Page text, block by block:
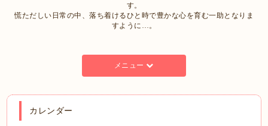
す。
慌ただしい日常の中、落ち着けるひと時で豊かな心を育む一助となりま
すように…。
メニュー
カレンダー